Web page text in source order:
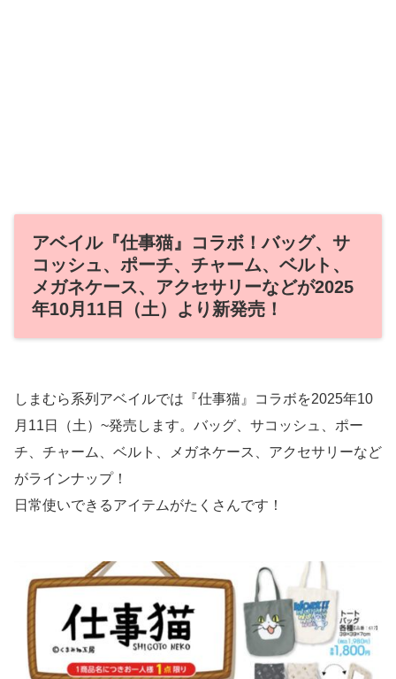
アベイル『仕事猫』コラボ！バッグ、サ
コッシュ、ポーチ、チャーム、ベルト、
メガネケース、アクセサリーなどが2025
年10月11日（土）より新発売！
しまむら系列アベイルでは『仕事猫』コラボを2025年10
月11日（土）~発売します。バッグ、サコッシュ、ポー
チ、チャーム、ベルト、メガネケース、アクセサリーなど
がラインナップ！
日常使いできるアイテムがたくさんです！